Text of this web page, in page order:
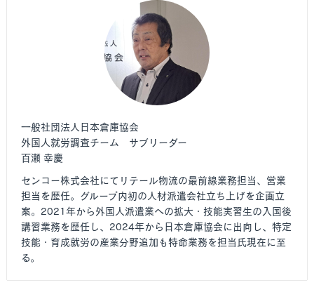
一般社団法人日本倉庫協会
外国人就労調査チーム サブリーダー
百瀬 幸慶
センコー株式会社にてリテール物流の最前線業務担当、営業
担当を歴任。グループ内初の人材派遣会社立ち上げを企画立
案。2021年から外国人派遣業への拡大・技能実習生の入国後
講習業務を歴任し、2024年から日本倉庫協会に出向し、特定
技能・育成就労の産業分野追加も特命業務を担当氏現在に至
る。